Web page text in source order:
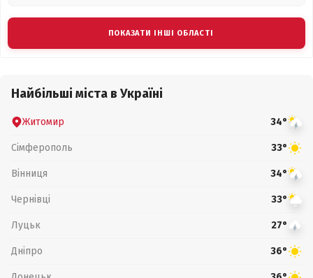
ПОКАЗАТИ ІНШІ ОБЛАСТІ
Найбільші міста в Україні
Житомир 34°
Сімферополь 33°
Вінниця 34°
Чернівці 33°
Луцьк 27°
Дніпро 36°